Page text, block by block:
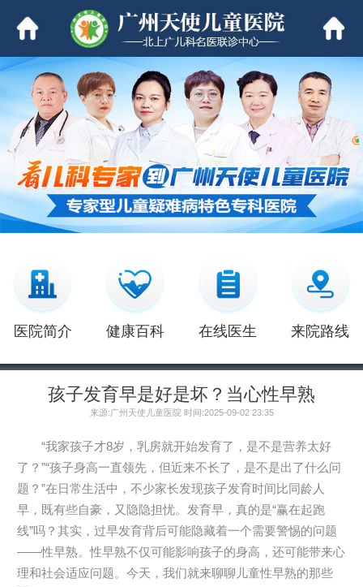
医院简介 健康百科 在线医生 来院路线
孩子发育早是好是坏？当心性早熟
来源:广州天使儿童医院 时间:2025-09-02 23:35
“我家孩子才8岁，乳房就开始发育了，是不是营养太好
了？”“孩子身高一直领先，但近来不长了，是不是出了什么问
题？”在日常生活中，不少家长发现孩子发育时间比同龄人
早，既有些自豪，又隐隐担忧。发育早，真的是“赢在起跑
线”吗？其实，过早发育背后可能隐藏着一个需要警惕的问题
——性早熟。性早熟不仅可能影响孩子的身高，还可能带来心
理和社会适应问题。今天，我们就来聊聊儿童性早熟的那些